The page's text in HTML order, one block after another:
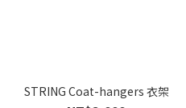
STRING Coat-hangers 衣架